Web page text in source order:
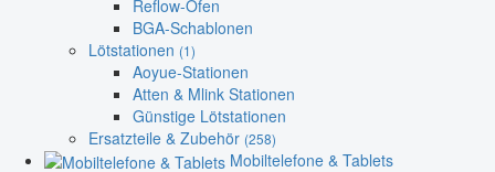
Reflow-Öfen
BGA-Schablonen
Lötstationen (1)
Aoyue-Stationen
Atten & Mlink Stationen
Günstige Lötstationen
Ersatzteile & Zubehör (258)
Mobiltelefone & Tablets